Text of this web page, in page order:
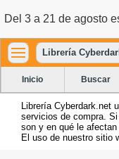
Del 3 a 21 de agosto
Librería
Inicio Buscar
Librería Cyberdark.net
servicios de compra.
son y en qué le
El uso de nuestro sitio